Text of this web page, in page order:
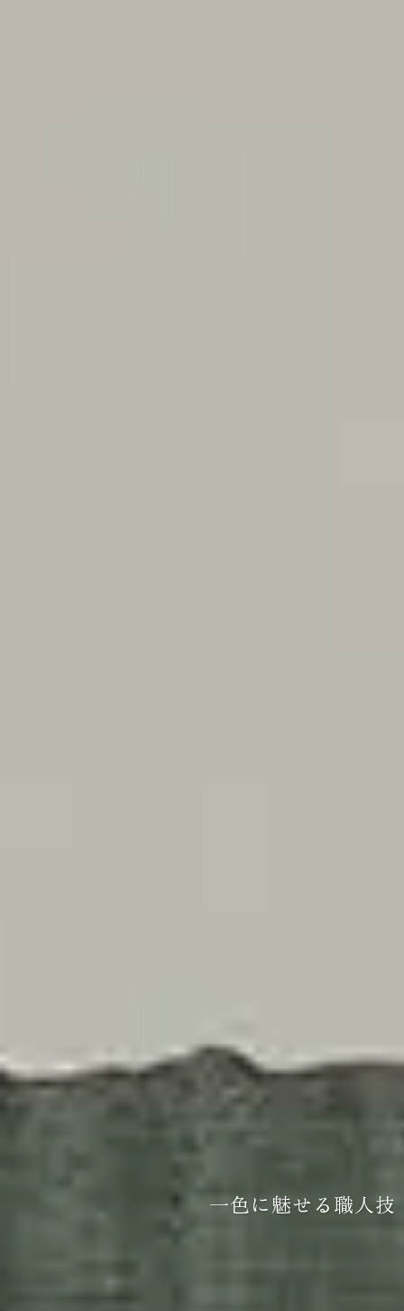
一色に魅せる職人技